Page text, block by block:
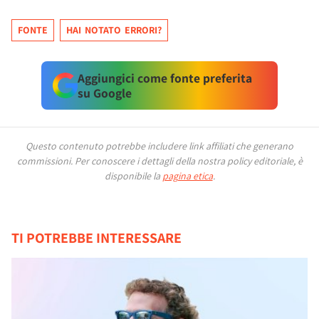
FONTE HAI NOTATO ERRORI?
Aggiungici come fonte preferita
su Google
Questo contenuto potrebbe includere link affiliati che generano
commissioni. Per conoscere i dettagli della nostra policy editoriale, è
disponibile la pagina etica.
TI POTREBBE INTERESSARE